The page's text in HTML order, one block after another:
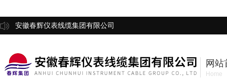
安徽春辉仪表线缆集团有限公司
网站
Home